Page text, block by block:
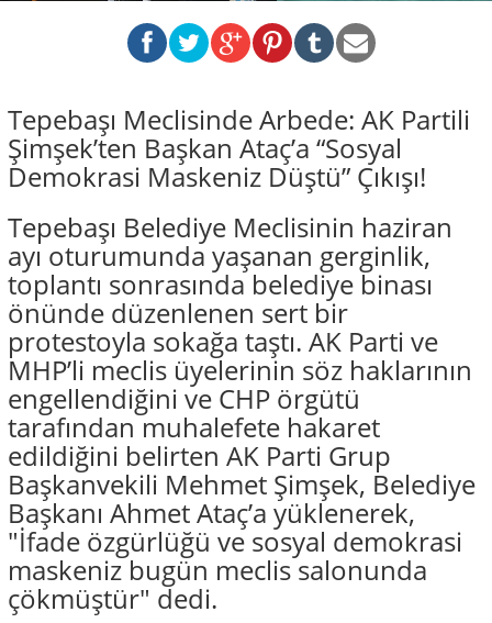
Tepebaşı Meclisinde Arbede: AK Partili
Şimşek’ten Başkan Ataç’a “Sosyal
Demokrasi Maskeniz Düştü” Çıkışı!
Tepebaşı Belediye Meclisinin haziran
ayı oturumunda yaşanan gerginlik,
toplantı sonrasında belediye binası
önünde düzenlenen sert bir
protestoyla sokağa taştı. AK Parti ve
MHP’li meclis üyelerinin söz haklarının
engellendiğini ve CHP örgütü
tarafından muhalefete hakaret
edildiğini belirten AK Parti Grup
Başkanvekili Mehmet Şimşek, Belediye
Başkanı Ahmet Ataç’a yüklenerek,
"İfade özgürlüğü ve sosyal demokrasi
maskeniz bugün meclis salonunda
çökmüştür" dedi.